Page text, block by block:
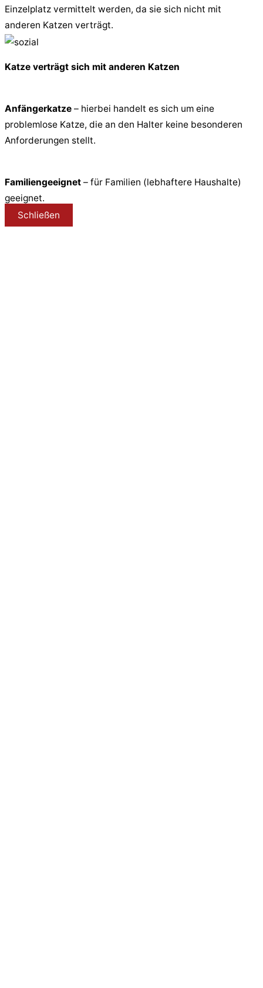
Einzelplatz vermittelt werden, da sie sich nicht mit
anderen Katzen verträgt.
Katze verträgt sich mit anderen Katzen
Anfängerkatze – hierbei handelt es sich um eine
problemlose Katze, die an den Halter keine besonderen
Anforderungen stellt.
Familiengeeignet – für Familien (lebhaftere Haushalte)
geeignet.
Schließen